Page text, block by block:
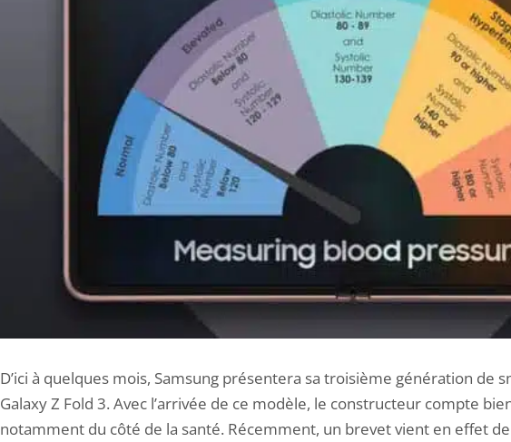
D’ici à quelques mois, Samsung présentera sa troisième génération de
Galaxy Z Fold 3. Avec l’arrivée de ce modèle, le constructeur compte
notamment du côté de la santé. Récemment, un brevet vient en effet